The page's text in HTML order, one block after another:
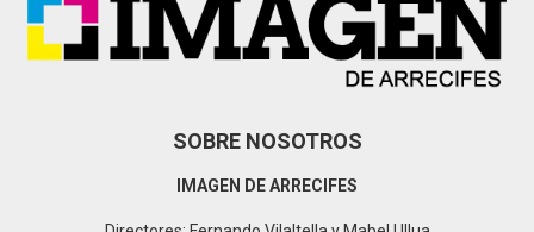
H
SOBRE NOSOTROS
IMAGEN DE ARRECIFES